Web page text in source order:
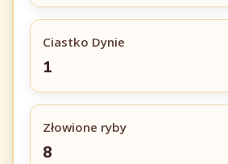
Ciastko Dynie
1
Złowione ryby
8